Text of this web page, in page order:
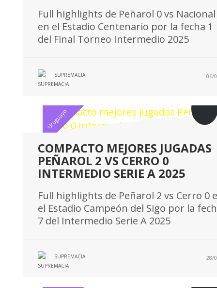
Full highlights de Peñarol 0 vs
en el Estadio Centenario por la fecha 1
del Final Torneo Intermedio 2025
SUPREMACIA 06/
Uruguayo
COMPACTO MEJORES JUGADAS
PEÑAROL 2 VS CERRO 0
INTERMEDIO SERIE A 2025
Full highlights de Peñarol 2 vs Cerro 0
el Estadio Campeón del Sigo por la
7 del Intermedio Serie A 2025
SUPREMACIA 28/